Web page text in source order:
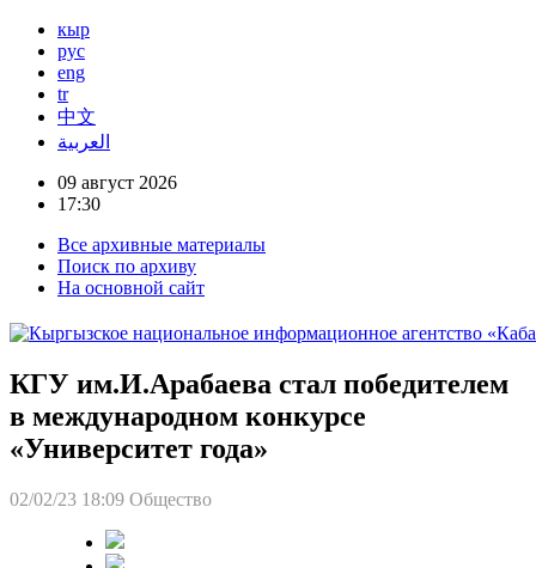
кыр
рус
eng
tr
中文
العربية
09 август 2026
17:30
Все архивные материалы
Поиск по архиву
На основной сайт
КГУ им.И.Арабаева стал победителем
в международном конкурсе
«Университет года»
02/02/23 18:09 Общество